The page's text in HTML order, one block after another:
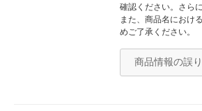
確認ください。さら
また、商品名におけ
めご了承ください。
商品情報の誤